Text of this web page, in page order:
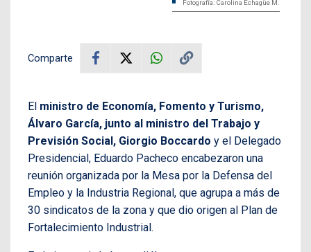
Fotografía: Carolina Echagüe M.
Comparte
El ministro de Economía, Fomento y Turismo,
Álvaro García, junto al ministro del Trabajo y
Previsión Social, Giorgio Boccardo y el Delegado
Presidencial, Eduardo Pacheco encabezaron una
reunión organizada por la Mesa por la Defensa del
Empleo y la Industria Regional, que agrupa a más de
30 sindicatos de la zona y que dio origen al Plan de
Fortalecimiento Industrial.